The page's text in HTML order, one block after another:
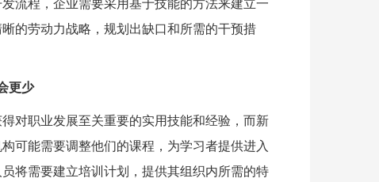
的劳动力战略，规划出缺口和所需的干预措
更少
对职业发展至关重要的实用技能和经验，而新
可能需要调整他们的课程，为学习者提供进入
将需要建立培训计划，提供其组织内所需的特